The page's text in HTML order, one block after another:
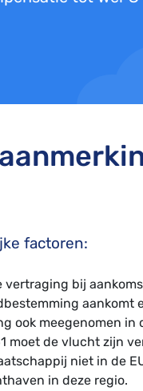
factoren:
vertraging bij
ook meegenomen in
moet de vlucht zijn
niet in de
in deze regio.